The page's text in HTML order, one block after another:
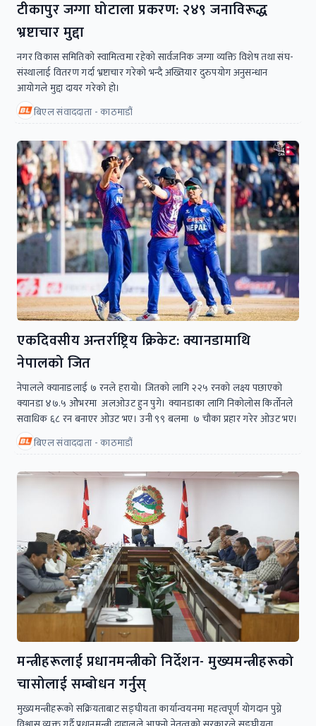
टीकापुर जग्गा घोटाला प्रकरण: २४९ जनाविरूद्ध
भ्रष्टाचार मुद्दा
नगर विकास समितिको स्वामित्वमा रहेको सार्वजनिक जग्गा व्यक्ति विशेष तथा संघ-
संस्थालाई वितरण गर्दा भ्रष्टाचार गरेको भन्दै अख्तियार दुरुपयोग अनुसन्धान
आयोगले मुद्दा दायर गरेको हो।
बिएल संवाददाता - काठमाडौं
एकदिवसीय अन्तर्राष्ट्रिय क्रिकेट: क्यानडामाथि
नेपालको जित
नेपालले क्यानाडलाई ७ रनले हरायाे। जितकाे लागि २२५ रनकाे लक्ष्य पछाएकाे
क्यानडा ४७.५ ओेभरमा अलओउट हुन पुगे। क्यानडाका लागि निकाेलाेस किर्तोनले
सवाधिक ६८ रन बनाएर ओउट भए। उनी ९९ बलमा ७ चौका प्रहार गरेर ओउट भए।
बिएल संवाददाता - काठमाडौं
मन्त्रीहरूलाई प्रधानमन्त्रीको निर्देशन- मुख्यमन्त्रीहरूको
चासोलाई सम्बोधन गर्नुस्
मुख्यमन्त्रीहरूको सक्रियताबाट सङ्घीयता कार्यान्वयनमा महत्वपूर्ण योगदान पुग्ने